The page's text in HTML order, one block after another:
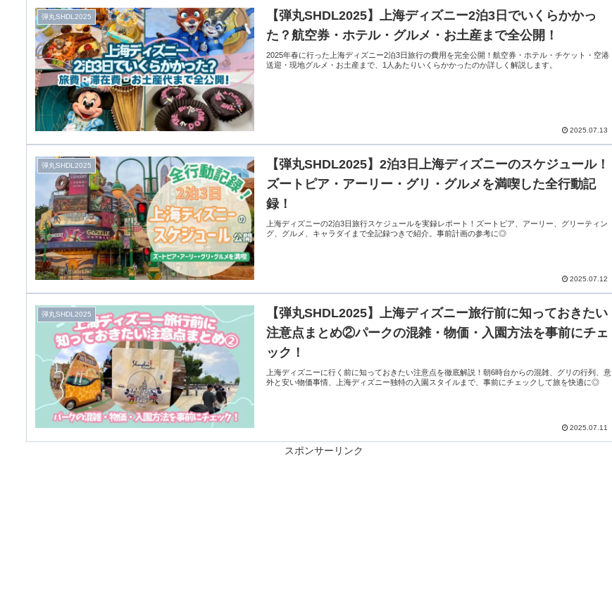
弾丸SHDL2025
【弾丸SHDL2025】上海ディズニー2泊3日でいくらかかっ
た？航空券・ホテル・グルメ・お土産まで全公開！
2025年春に行った上海ディズニー2泊3日旅行の費用を完全公開！航空券・ホテル・チケット・空港
送迎・現地グルメ・お土産まで、1人あたりいくらかかったのか詳しく解説します。
2025.07.13
弾丸SHDL2025
【弾丸SHDL2025】2泊3日上海ディズニーのスケジュール！
ズートピア・アーリー・グリ・グルメを満喫した全行動記
録！
上海ディズニーの2泊3日旅行スケジュールを実録レポート！ズートピア、アーリー、グリーティン
グ、グルメ、キャラダイまで全記録つきで紹介。事前計画の参考に◎
2025.07.12
弾丸SHDL2025
【弾丸SHDL2025】上海ディズニー旅行前に知っておきたい
注意点まとめ②パークの混雑・物価・入園方法を事前にチェ
ック！
上海ディズニーに行く前に知っておきたい注意点を徹底解説！朝6時台からの混雑、グリの行列、意
外と安い物価事情、上海ディズニー独特の入園スタイルまで、事前にチェックして旅を快適に◎
2025.07.11
スポンサーリンク